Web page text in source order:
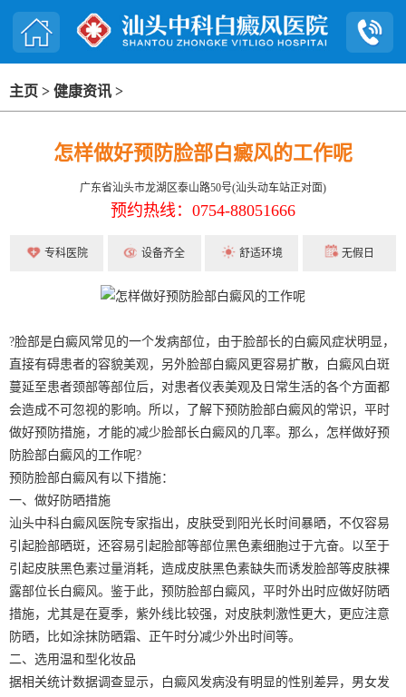
主页 > 健康资讯 >
怎样做好预防脸部白癜风的工作呢
广东省汕头市龙湖区泰山路50号(汕头动车站正对面)
预约热线：0754-88051666
专科医院 设备齐全 舒适环境 无假日
?脸部是白癜风常见的一个发病部位，由于脸部长的白癜风症状明显，
直接有碍患者的容貌美观，另外脸部白癜风更容易扩散，白癜风白斑
蔓延至患者颈部等部位后，对患者仪表美观及日常生活的各个方面都
会造成不可忽视的影响。所以，了解下预防脸部白癜风的常识，平时
做好预防措施，才能的减少脸部长白癜风的几率。那么，怎样做好预
防脸部白癜风的工作呢?
预防脸部白癜风有以下措施：
一、做好防晒措施
汕头中科白癜风医院专家指出，皮肤受到阳光长时间暴晒，不仅容易
引起脸部晒斑，还容易引起脸部等部位黑色素细胞过于亢奋。以至于
引起皮肤黑色素过量消耗，造成皮肤黑色素缺失而诱发脸部等皮肤裸
露部位长白癜风。鉴于此，预防脸部白癜风，平时外出时应做好防晒
措施，尤其是在夏季，紫外线比较强，对皮肤刺激性更大，更应注意
防晒，比如涂抹防晒霜、正午时分减少外出时间等。
二、选用温和型化妆品
据相关统计数据调查显示，白癜风发病没有明显的性别差异，男女发